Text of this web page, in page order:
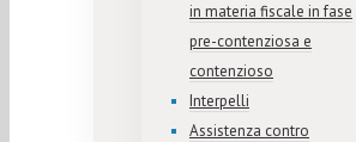
in materia fiscale in fase
pre-contenziosa e
contenzioso
Interpelli
Assistenza contro